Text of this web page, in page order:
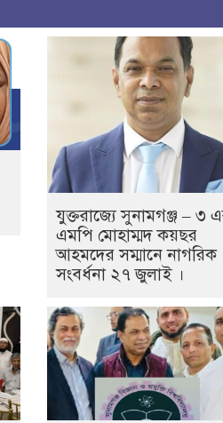
যুক্তরাজ্যে সুনামগঞ্জ – ৩
এমপি মোহাম্মদ কয়ছর
আহমদের সম্মানে নাগরিক
সংবর্ধনা ২৭ জুলাই ।